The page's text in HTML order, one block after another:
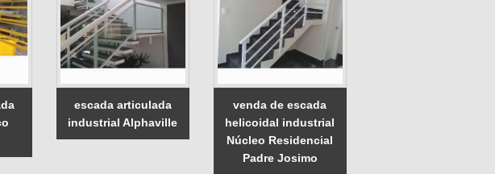
escada articulada
industrial Alphaville
venda de escada
helicoidal industrial
Núcleo Residencial
Padre Josimo